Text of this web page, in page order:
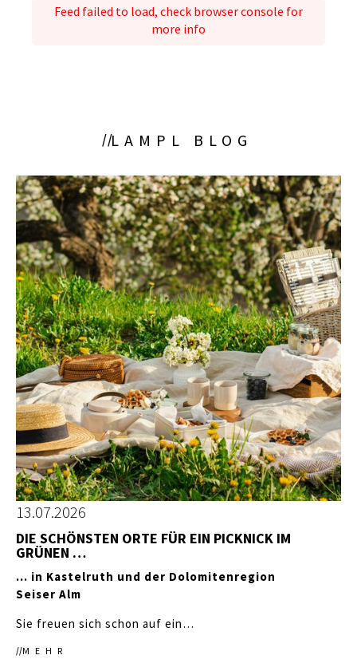
Feed failed to load, check browser console for
more info
LAMPL BLOG
13.07.2026
DIE SCHÖNSTEN ORTE FÜR EIN PICKNICK IM
GRÜNEN …
… in Kastelruth und der Dolomitenregion
Seiser Alm
Sie freuen sich schon auf ein…
MEHR